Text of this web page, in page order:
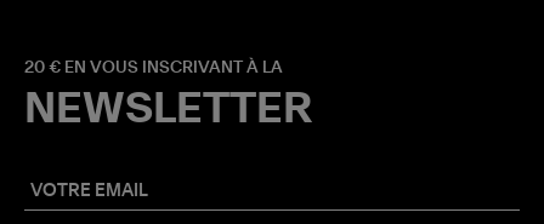
20 € EN VOUS INSCRIVANT À LA
NEWSLETTER